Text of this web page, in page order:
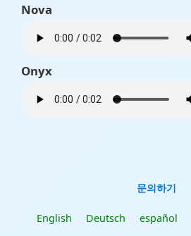
Nova
Onyx
문의하기
English Deutsch español